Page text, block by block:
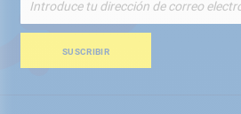
nuestro
de
SUSCRIBIR